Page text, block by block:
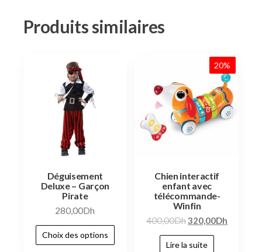
Produits similaires
Déguisement
Deluxe – Garçon
Pirate
280,00Dh
Choix des options
20%
Chien interactif
enfant avec
télécommande-
Winfin
400,00Dh320,00Dh
Lire la suite